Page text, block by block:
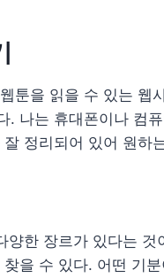
툰을 읽을 수 있는 웹
. 나는 휴대폰이나 컴
정리되어 있어 원하
양한 장르가 있다는
을 수 있다. 어떤 기